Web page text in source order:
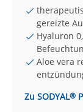
gereizte
Hyaluron
Aloe vera
Zu SODYAL®